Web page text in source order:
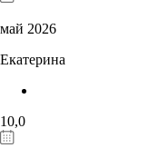
май 2026
Екатерина
10,0